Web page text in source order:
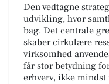
Den vedtagne
udvikling, hvor
bag. Det centrale
skaber cirkulære
virksomhed
får stor betydning
erhverv, ikke mindst